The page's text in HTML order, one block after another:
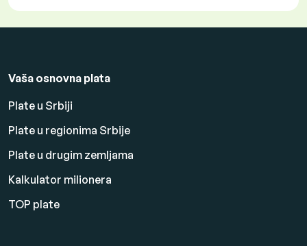
Vaša osnovna plata
Plate u Srbiji
Plate u regionima Srbije
Plate u drugim zemljama
Kalkulator milionera
TOP plate